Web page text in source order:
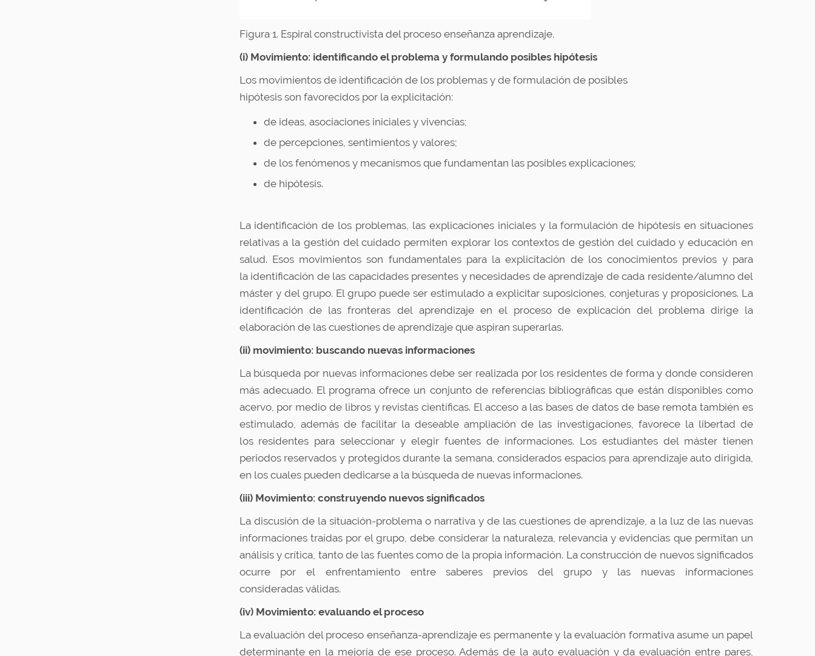
Figura 1. Espiral constructivista del proceso enseñanza aprendizaje.
(i) Movimiento: identificando el problema y formulando posibles hipótesis
Los movimientos de identificación de los problemas y de formulación de posibles
hipótesis son favorecidos por la explicitación:
de ideas, asociaciones iniciales y vivencias;
de percepciones, sentimientos y valores;
de los fenómenos y mecanismos que fundamentan las posibles explicaciones;
de hipótesis.
La identificación de los problemas, las explicaciones iniciales y la formulación de hipótesis en situaciones
relativas a la gestión del cuidado permiten explorar los contextos de gestión del cuidado y educación en
salud. Esos movimientos son fundamentales para la explicitación de los conocimientos previos y para
la identificación de las capacidades presentes y necesidades de aprendizaje de cada residente/alumno del
máster y del grupo. El grupo puede ser estimulado a explicitar suposiciones, conjeturas y proposiciones. La
identificación de las fronteras del aprendizaje en el proceso de explicación del problema dirige la
elaboración de las cuestiones de aprendizaje que aspiran superarlas.
(ii) movimiento: buscando nuevas informaciones
La búsqueda por nuevas informaciones debe ser realizada por los residentes de forma y donde consideren
más adecuado. El programa ofrece un conjunto de referencias bibliográficas que están disponibles como
acervo, por medio de libros y revistas científicas. El acceso a las bases de datos de base remota también es
estimulado, además de facilitar la deseable ampliación de las investigaciones, favorece la libertad de
los residentes para seleccionar y elegir fuentes de informaciones. Los estudiantes del máster tienen
periodos reservados y protegidos durante la semana, considerados espacios para aprendizaje auto dirigida,
en los cuales pueden dedicarse a la búsqueda de nuevas informaciones.
(iii) Movimiento: construyendo nuevos significados
La discusión de la situación-problema o narrativa y de las cuestiones de aprendizaje, a la luz de las nuevas
informaciones traídas por el grupo, debe considerar la naturaleza, relevancia y evidencias que permitan un
análisis y crítica, tanto de las fuentes como de la propia información. La construcción de nuevos significados
ocurre por el enfrentamiento entre saberes previos del grupo y las nuevas informaciones
consideradas válidas.
(iv) Movimiento: evaluando el proceso
La evaluación del proceso enseñanza-aprendizaje es permanente y la evaluación formativa asume un papel
determinante en la mejoría de ese proceso. Además de la auto evaluación y da evaluación entre pares,